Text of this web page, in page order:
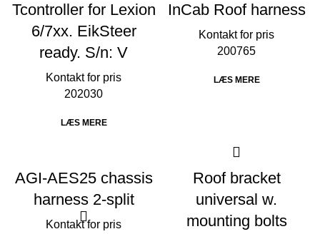
Tcontroller for Lexion
6/7xx. EikSteer
ready. S/n: V
202030
LÆS MERE
InCab Roof harness
200765
LÆS MERE
AGI-AES25 chassis
harness 2-split
Roof bracket
universal w.
mounting bolts